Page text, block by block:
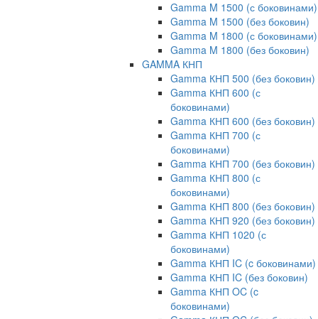
Gamma M 1500 (с боковинами)
Gamma M 1500 (без боковин)
Gamma M 1800 (с боковинами)
Gamma M 1800 (без боковин)
GAMMA КНП
Gamma КНП 500 (без боковин)
Gamma КНП 600 (с
боковинами)
Gamma КНП 600 (без боковин)
Gamma КНП 700 (с
боковинами)
Gamma КНП 700 (без боковин)
Gamma КНП 800 (с
боковинами)
Gamma КНП 800 (без боковин)
Gamma КНП 920 (без боковин)
Gamma КНП 1020 (с
боковинами)
Gamma КНП IC (c боковинами)
Gamma КНП IC (без боковин)
Gamma КНП OC (c
боковинами)